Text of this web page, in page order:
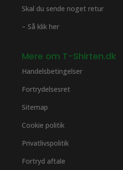
Skal du sende noget retur
– Så klik her
Mere om T-Shirten.dk
Handelsbetingelser
Fortrydelsesret
Sitemap
Cookie politik
Privatlivspolitik
Fortryd aftale